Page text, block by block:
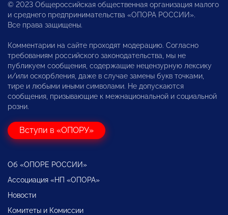
© 2023 Общероссийская общественная организация малого
и среднего предпринимательства «ОПОРА РОССИИ».
Все права защищены.
Комментарии на сайте проходят модерацию. Согласно
требованиям российского законодательства, мы не
публикуем сообщения, содержащие нецензурную лексику
и/или оскорбления, даже в случае замены букв точками,
тире и любыми иными символами. Не допускаются
сообщения, призывающие к межнациональной и социальной
розни.
Вступи в «ОПОРУ»
Об «ОПОРЕ РОССИИ»
Ассоциация «НП «ОПОРА»
Новости
Комитеты и Комиссии